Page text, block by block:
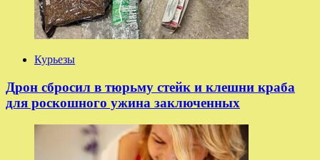
Курьезы
Дрон сбросил в тюрьму стейк и клешни краба
для роскошного ужина заключенных